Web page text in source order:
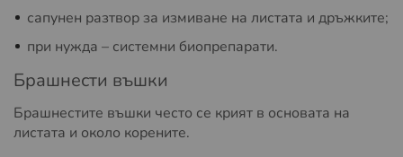
сапунен разтвор за измиване на листата и дръжките;
при нужда – системни биопрепарати.
Брашнести въшки
Брашнестите въшки често се крият в основата на
листата и около корените.